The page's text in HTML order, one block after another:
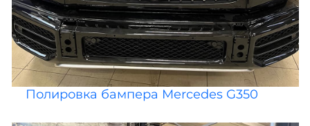
Полировка бампера Mercedes G350